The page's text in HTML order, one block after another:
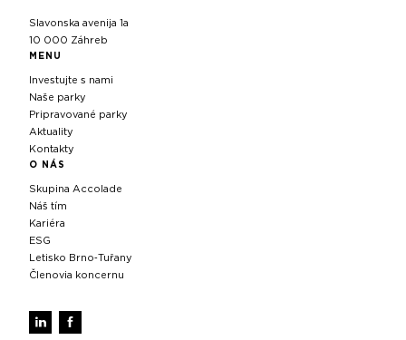
Slavonska avenija 1a
10 000 Záhreb
MENU
Investujte s nami
Naše parky
Pripravované parky
Aktuality
Kontakty
O NÁS
Skupina Accolade
Náš tím
Kariéra
ESG
Letisko Brno‑Tuřany
Členovia koncernu